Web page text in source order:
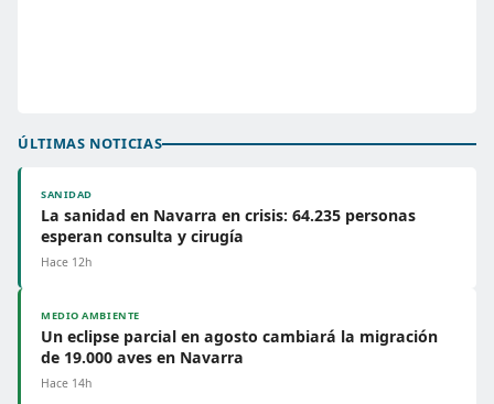
ÚLTIMAS NOTICIAS
SANIDAD
La sanidad en Navarra en crisis: 64.235 personas
esperan consulta y cirugía
Hace 12h
MEDIO AMBIENTE
Un eclipse parcial en agosto cambiará la migración
de 19.000 aves en Navarra
Hace 14h